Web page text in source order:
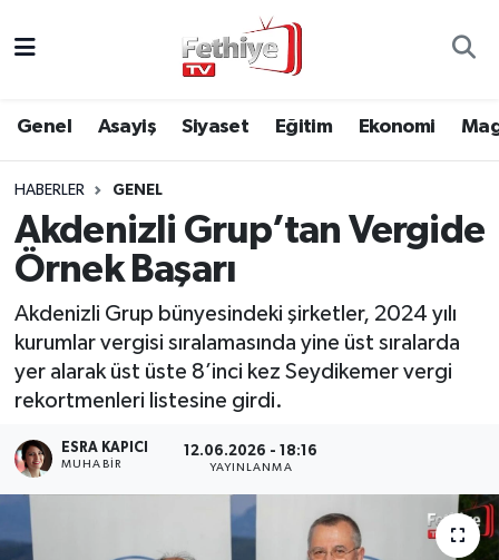
Genel Asayiş Siyaset Eğitim Ekonomi
HABERLER GENEL
Akdenizli Grup’tan Vergide
Örnek Başarı
Akdenizli Grup bünyesindeki şirketler, 2024 yılı
kurumlar vergisi sıralamasında yine üst sıralarda
yer alarak üst üste 8’inci kez Seydikemer vergi
rekortmenleri listesine girdi.
ESRA KAPICI
MUHABİR
12.06.2026 - 18:16
YAYINLANMA
Asayiş
Eğitim
Ekonomi
Kültür
Muğla Hava Durumu
Muğla Namaz Vakitleri
Muğla Trafik Yoğunluk Haritası
Süper Lig Puan Durumu ve Fikstür
Tüm Manşetler